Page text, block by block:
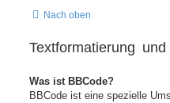
Nach oben
Textformatierung
Was ist BBCode?
BBCode ist eine spezielle